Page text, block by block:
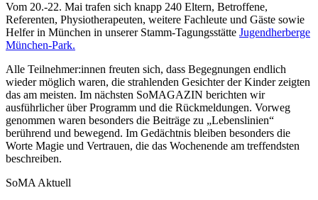
Vom 20.-22. Mai trafen sich knapp 240 Eltern, Betroffene,
Referenten, Physiotherapeuten, weitere Fachleute und Gäste sowie
Helfer in München in unserer Stamm-Tagungsstätte Jugendherberge
München-Park.
Alle Teilnehmer:innen freuten sich, dass Begegnungen endlich
wieder möglich waren, die strahlenden Gesichter der Kinder zeigten
das am meisten. Im nächsten SoMAGAZIN berichten wir
ausführlicher über Programm und die Rückmeldungen. Vorweg
genommen waren besonders die Beiträge zu „Lebenslinien“
berührend und bewegend. Im Gedächtnis bleiben besonders die
Worte Magie und Vertrauen, die das Wochenende am treffendsten
beschreiben.
SoMA Aktuell